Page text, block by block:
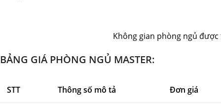
Không gian phòng ngủ
BẢNG GIÁ PHÒNG NGỦ MASTER:
STT Thông số mô tả Đơn giá